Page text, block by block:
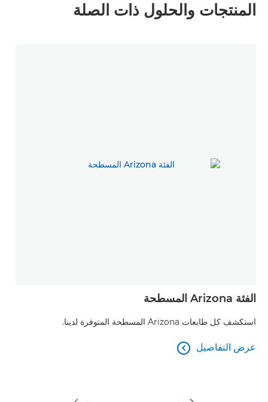
المنتجات والحلول ذات الصلة
الفئة Arizona المسطحة
استكشف كل طابعات Arizona المسطحة المتوفرة لدينا.
عرض التفاصيل
عرض التفاصيل
